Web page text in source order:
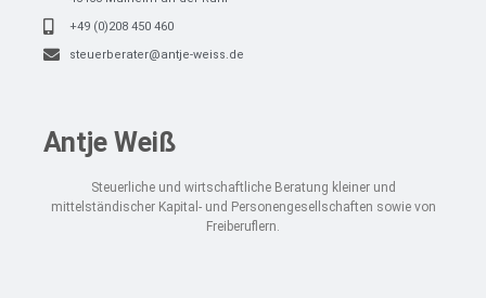
+49 (0)208 450 460
steuerberater@antje-weiss.de
Antje Weiß
Steuerliche und wirtschaftliche Beratung kleiner und
mittelständischer Kapital- und Personengesellschaften sowie von
Freiberuflern.